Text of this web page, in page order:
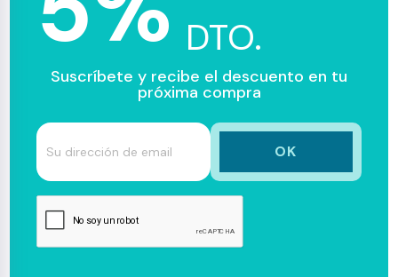
DTO.
Suscríbete y recibe el descuento en tu
próxima compra